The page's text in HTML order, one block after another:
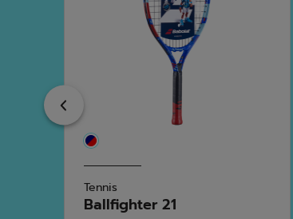
Tennis
Ballfighter 21